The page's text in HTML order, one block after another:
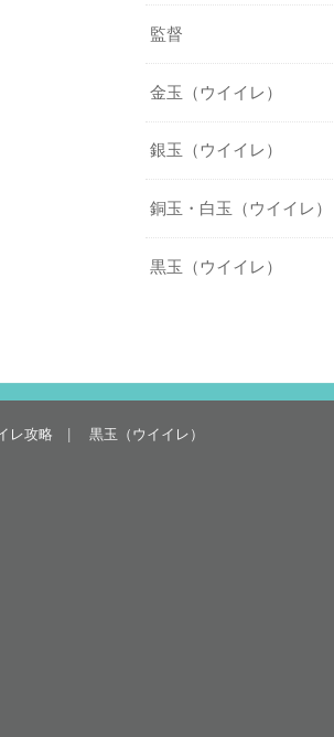
監督
金玉（ウイイレ）
銀玉（ウイイレ）
銅玉・白玉（ウイイレ）
黒玉（ウイイレ）
レ攻略 黒玉（ウイイレ）